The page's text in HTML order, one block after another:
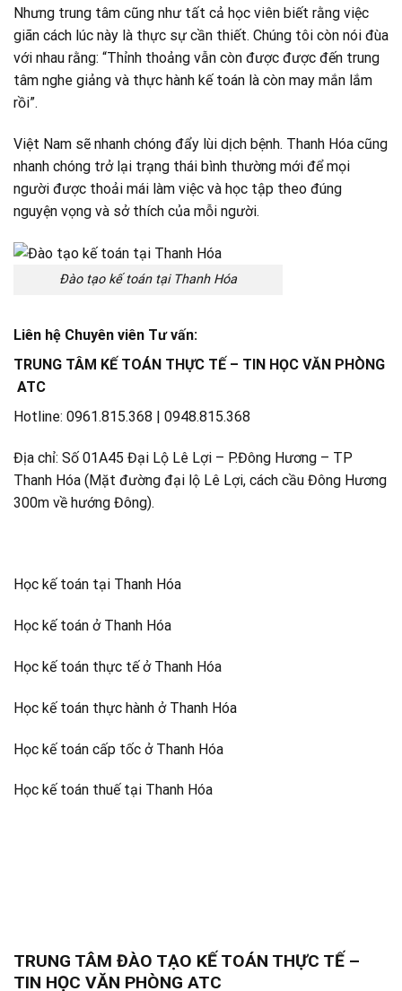
Nhưng trung tâm cũng như tất cả học viên biết rằng việc
giãn cách lúc này là thực sự cần thiết. Chúng tôi còn nói đùa
với nhau rằng: “Thỉnh thoảng vẫn còn được được đến trung
tâm nghe giảng và thực hành kế toán là còn may mắn lắm
rồi”.
Việt Nam sẽ nhanh chóng đẩy lùi dịch bệnh. Thanh Hóa cũng
nhanh chóng trở lại trạng thái bình thường mới để mọi
người được thoải mái làm việc và học tập theo đúng
nguyện vọng và sở thích của mỗi người.
Đào tạo kế toán tại Thanh Hóa
Liên hệ Chuyên viên Tư vấn:
TRUNG TÂM KẾ TOÁN THỰC TẾ – TIN HỌC VĂN PHÒNG
ATC
Hotline: 0961.815.368 | 0948.815.368
Địa chỉ: Số 01A45 Đại Lộ Lê Lợi – P.Đông Hương – TP
Thanh Hóa (Mặt đường đại lộ Lê Lợi, cách cầu Đông Hương
300m về hướng Đông).
Học kế toán tại Thanh Hóa
Học kế toán ở Thanh Hóa
Học kế toán thực tế ở Thanh Hóa
Học kế toán thực hành ở Thanh Hóa
Học kế toán cấp tốc ở Thanh Hóa
Học kế toán thuế tại Thanh Hóa
TRUNG TÂM ĐÀO TẠO KẾ TOÁN THỰC TẾ –
TIN HỌC VĂN PHÒNG ATC